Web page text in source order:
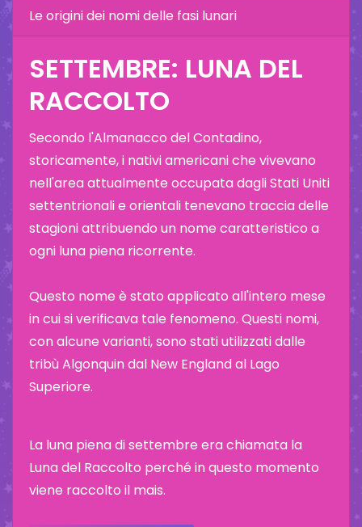
Le origini dei nomi delle fasi lunari
SETTEMBRE: LUNA DEL
RACCOLTO
Secondo l'Almanacco del Contadino,
storicamente, i nativi americani che vivevano
nell'area attualmente occupata dagli Stati Uniti
settentrionali e orientali tenevano traccia delle
stagioni attribuendo un nome caratteristico a
ogni luna piena ricorrente.
Questo nome è stato applicato all'intero mese
in cui si verificava tale fenomeno. Questi nomi,
con alcune varianti, sono stati utilizzati dalle
tribù Algonquin dal New England al Lago
Superiore.
La luna piena di settembre era chiamata la
Luna del Raccolto perché in questo momento
viene raccolto il mais.